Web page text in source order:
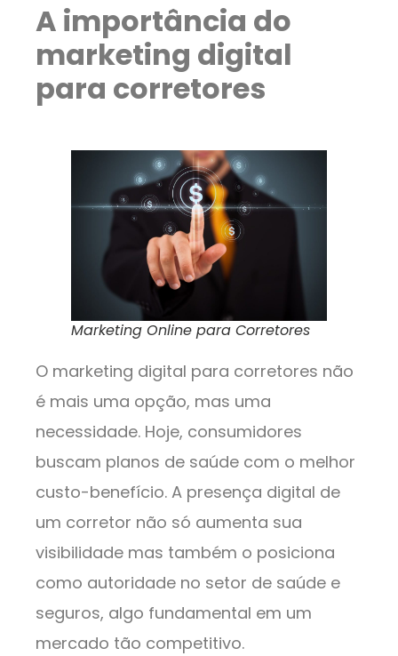
A importância do
marketing digital
para corretores
Marketing Online para Corretores
O marketing digital para corretores não
é mais uma opção, mas uma
necessidade. Hoje, consumidores
buscam planos de saúde com o melhor
custo-benefício. A presença digital de
um corretor não só aumenta sua
visibilidade mas também o posiciona
como autoridade no setor de saúde e
seguros, algo fundamental em um
mercado tão competitivo.